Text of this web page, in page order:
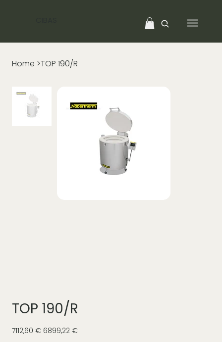
Home >TOP 190/R
TOP 190/R
Prezzo
originale
7112,60 € Prezzo
scontato
6899,22 €